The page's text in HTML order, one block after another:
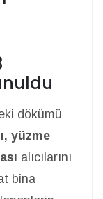
dökümü
yüzme
alıcılarını
bina